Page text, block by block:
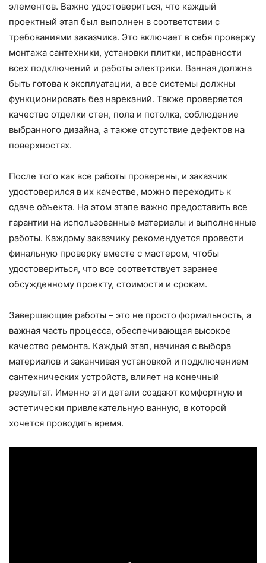
элементов. Важно удостовериться, что каждый
проектный этап был выполнен в соответствии с
требованиями заказчика. Это включает в себя проверку
монтажа сантехники, установки плитки, исправности
всех подключений и работы электрики. Ванная должна
быть готова к эксплуатации, а все системы должны
функционировать без нареканий. Также проверяется
качество отделки стен, пола и потолка, соблюдение
выбранного дизайна, а также отсутствие дефектов на
поверхностях.
После того как все работы проверены, и заказчик
удостоверился в их качестве, можно переходить к
сдаче объекта. На этом этапе важно предоставить все
гарантии на использованные материалы и выполненные
работы. Каждому заказчику рекомендуется провести
финальную проверку вместе с мастером, чтобы
удостовериться, что все соответствует заранее
обсужденному проекту, стоимости и срокам.
Завершающие работы – это не просто формальность, а
важная часть процесса, обеспечивающая высокое
качество ремонта. Каждый этап, начиная с выбора
материалов и заканчивая установкой и подключением
сантехнических устройств, влияет на конечный
результат. Именно эти детали создают комфортную и
эстетически привлекательную ванную, в которой
хочется проводить время.